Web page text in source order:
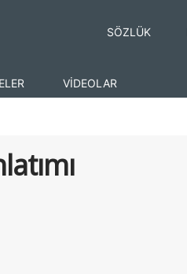
SÖZLÜK
VİDEOLAR